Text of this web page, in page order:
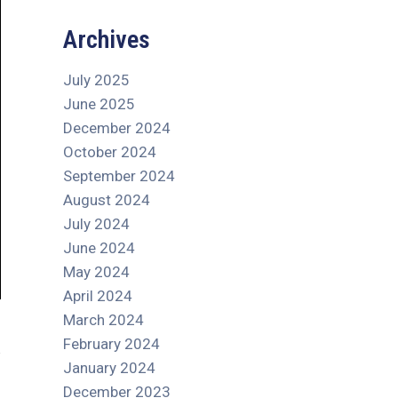
Archives
July 2025
June 2025
December 2024
October 2024
September 2024
August 2024
July 2024
June 2024
May 2024
April 2024
March 2024
February 2024
January 2024
December 2023